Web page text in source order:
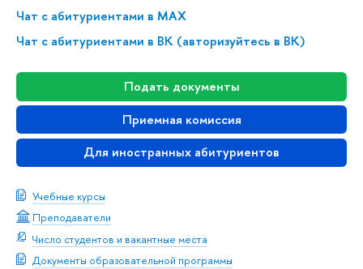
Чат с абитуриентами в MAX
Чат с абитуриентами в ВК (авторизуйтесь в ВК)
Подать документы
Приемная комиссия
Для иностранных абитуриентов
Учебные курсы
Преподаватели
Число студентов и вакантные места
Документы образовательной программы